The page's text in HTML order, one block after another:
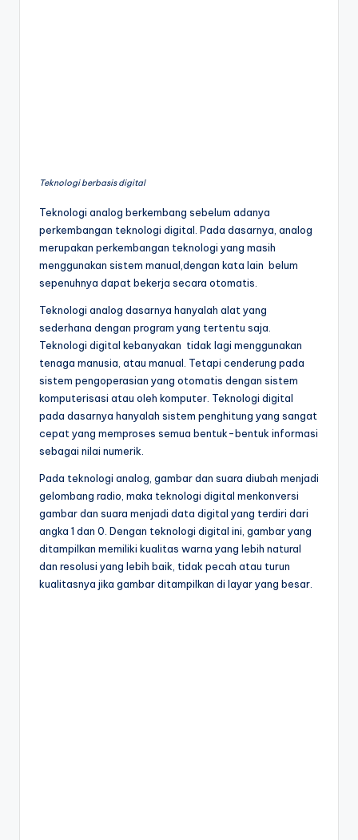
Teknologi berbasis digital
Teknologi analog berkembang sebelum adanya
perkembangan teknologi digital. Pada dasarnya, analog
merupakan perkembangan teknologi yang masih
menggunakan sistem manual,dengan kata lain belum
sepenuhnya dapat bekerja secara otomatis.
Teknologi analog dasarnya hanyalah alat yang
sederhana dengan program yang tertentu saja.
Teknologi digital kebanyakan tidak lagi menggunakan
tenaga manusia, atau manual. Tetapi cenderung pada
sistem pengoperasian yang otomatis dengan sistem
komputerisasi atau oleh komputer. Teknologi digital
pada dasarnya hanyalah sistem penghitung yang sangat
cepat yang memproses semua bentuk-bentuk informasi
sebagai nilai numerik.
Pada teknologi analog, gambar dan suara diubah menjadi
gelombang radio, maka teknologi digital menkonversi
gambar dan suara menjadi data digital yang terdiri dari
angka 1 dan 0. Dengan teknologi digital ini, gambar yang
ditampilkan memiliki kualitas warna yang lebih natural
dan resolusi yang lebih baik, tidak pecah atau turun
kualitasnya jika gambar ditampilkan di layar yang besar.